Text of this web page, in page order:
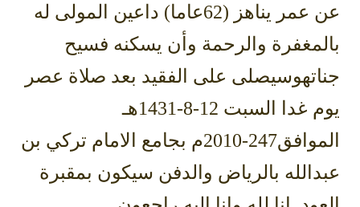
عن عمر يناهز (62عاما) داعين المولى له
بالمغفرة والرحمة وأن يسكنه فسيح
جناتهوسيصلى على الفقيد بعد صلاة عصر
يوم غدا السبت 12-8-1431هـ
الموافق247-2010م بجامع الامام تركي بن
عبدالله بالرياض والدفن سيكون بمقبرة